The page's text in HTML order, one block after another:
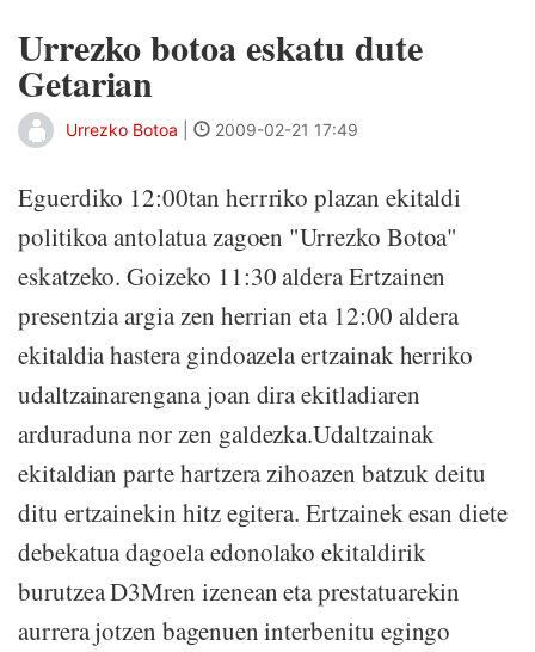
Urrezko botoa eskatu dute
Getarian
Urrezko Botoa 2009-02-21 17:49
Eguerdiko 12:00tan herrriko plazan ekitaldi
politikoa antolatua zagoen "Urrezko Botoa"
eskatzeko. Goizeko 11:30 aldera Ertzainen
presentzia argia zen herrian eta 12:00 aldera
ekitaldia hastera gindoazela ertzainak herriko
udaltzainarengana joan dira ekitladiaren
arduraduna nor zen galdezka.Udaltzainak
ekitaldian parte hartzera zihoazen batzuk deitu
ditu ertzainekin hitz egitera. Ertzainek esan diete
debekatua dagoela edonolako ekitaldirik
burutzea D3Mren izenean eta prestatuarekin
aurrera jotzen bagenuen interbenitu egingo